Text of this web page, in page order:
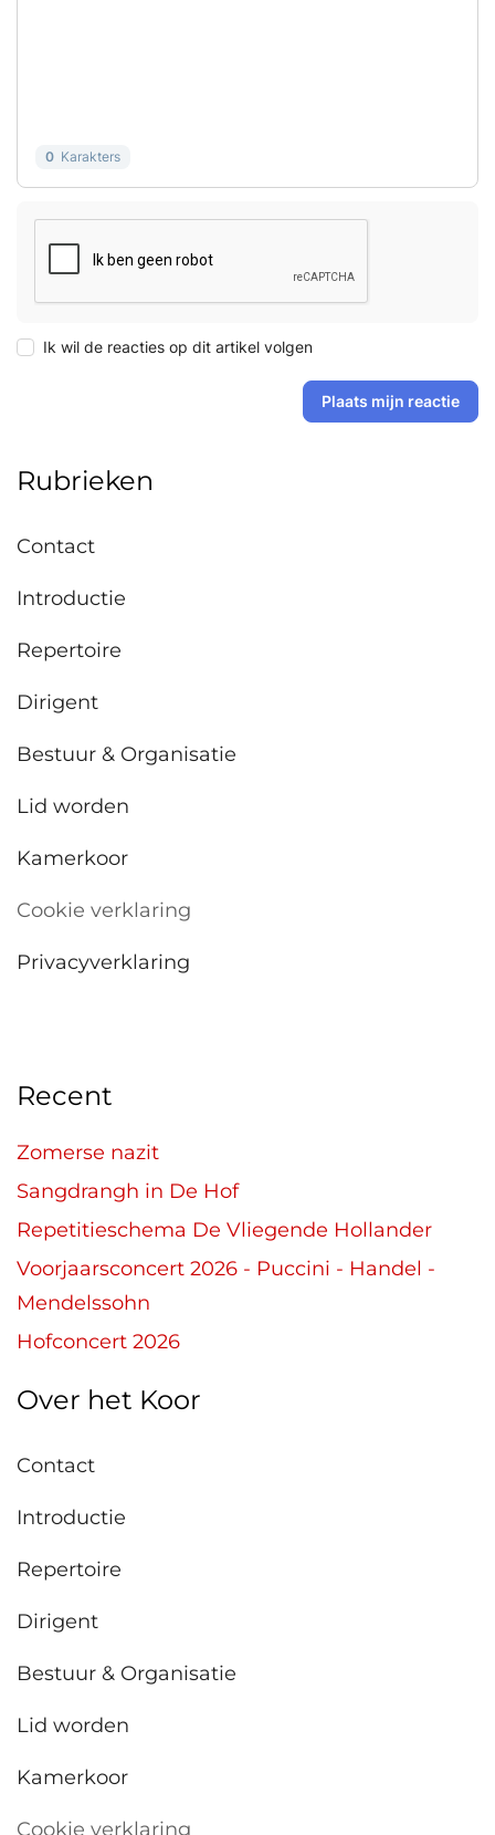
0 Karakters
Ik wil de reacties op dit artikel volgen
Plaats mijn reactie
Rubrieken
Contact
Introductie
Repertoire
Dirigent
Bestuur & Organisatie
Lid worden
Kamerkoor
Cookie verklaring
Privacyverklaring
Recent
Zomerse nazit
Sangdrangh in De Hof
Repetitieschema De Vliegende Hollander
Voorjaarsconcert 2026 - Puccini - Handel -
Mendelssohn
Hofconcert 2026
Over het Koor
Contact
Introductie
Repertoire
Dirigent
Bestuur & Organisatie
Lid worden
Kamerkoor
Cookie verklaring